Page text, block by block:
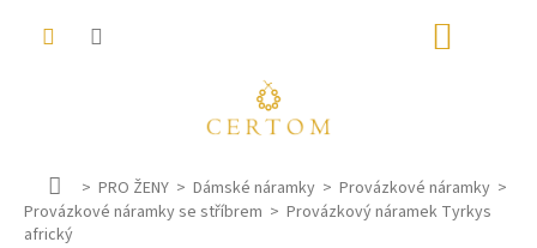
D
o
PRO ŽENY Dámské náramky
Provázkové náramky
Provázkové náramky se stříbrem
Provázkový náramek Tyrkys
africký